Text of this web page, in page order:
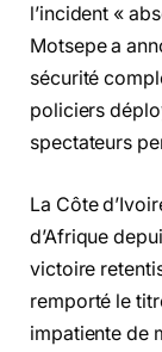
l’incident «
Motsepe a
sécurité
policiers
spectateurs
La Côte
d’Afrique
victoire
remporté le
impatiente de